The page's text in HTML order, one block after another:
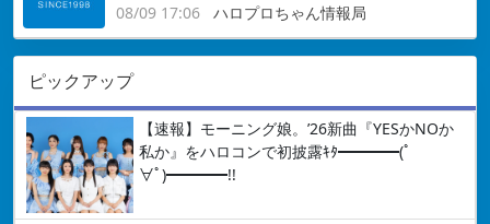
08/09 17:06
ハロプロちゃん情報局
ピックアップ
【速報】モーニング娘。’26新曲『YESかNOか
私か』をハロコンで初披露ｷﾀ━━━━(ﾟ
∀ﾟ)━━━━!!